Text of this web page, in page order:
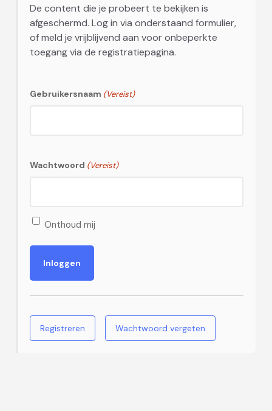
De content die je probeert te bekijken is
afgeschermd. Log in via onderstaand formulier,
of meld je vrijblijvend aan voor onbeperkte
toegang via de registratiepagina.
Gebruikersnaam (Vereist)
Wachtwoord (Vereist)
Onthoud mij
Registreren Wachtwoord vergeten